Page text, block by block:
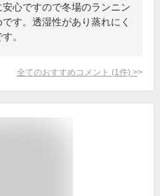
心ですので冬場のランニン
す。透湿性があり蒸れにく
。
全てのおすすめコメント (1 件) >